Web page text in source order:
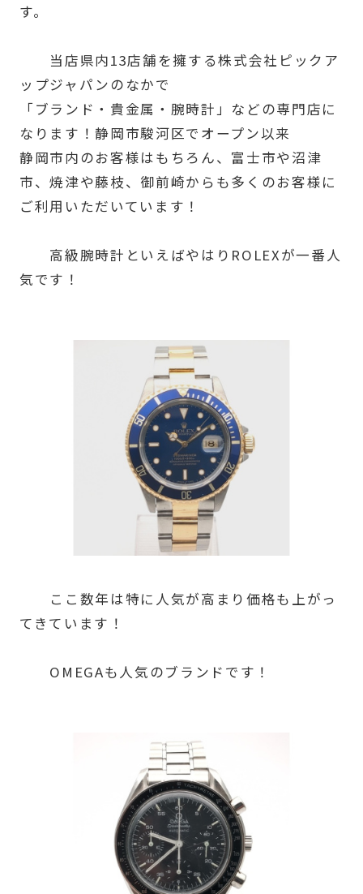
す。
当店県内13店舗を擁する株式会社ピックア
ップジャパンのなかで
「ブランド・貴金属・腕時計」などの専門店に
なります！静岡市駿河区でオープン以来
静岡市内のお客様はもちろん、富士市や沼津
市、焼津や藤枝、御前崎からも多くのお客様に
ご利用いただいています！
高級腕時計といえばやはりROLEXが一番人
気です！
ここ数年は特に人気が高まり価格も上がっ
てきています！
OMEGAも人気のブランドです！